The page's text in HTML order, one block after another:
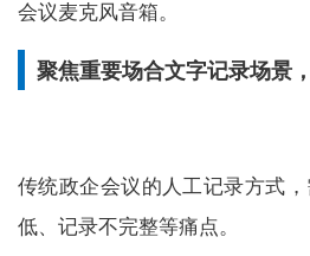
会议麦克风音箱。
聚焦重要场合文字记录场景
传统政企会议的人工记录方式
低、记录不完整等痛点。